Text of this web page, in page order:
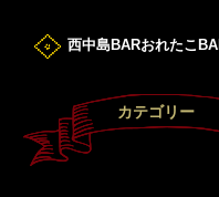
カテゴリー